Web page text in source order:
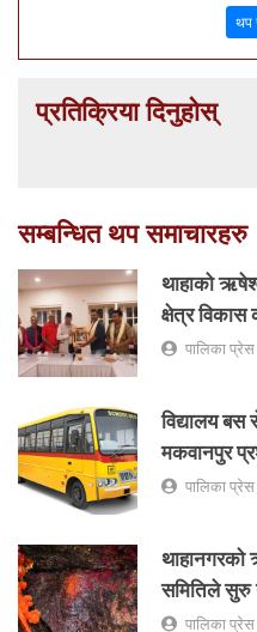
थप
प्रतिक्रिया दिनुहोस्
सम्बन्धित थप समाचारहरु
थाहाको
क्षेत्र विकास
पालिका प्रेस
विद्यालय बस
मकवानपुर
पालिका प्रेस
थाहानगरकाे
समितिले सुरु
पालिका प्रेस